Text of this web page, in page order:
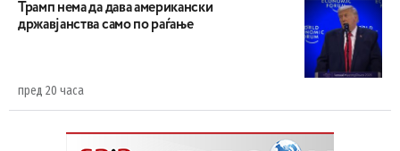
Трамп нема да дава американски
државјанства само по раѓање
пред 20 часа